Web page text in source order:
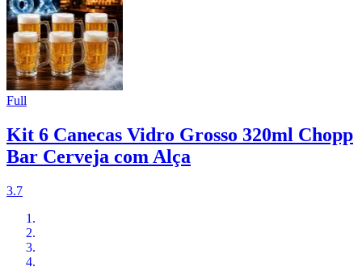
Full
Kit 6 Canecas Vidro Grosso 320ml Chopp
Bar Cerveja com Alça
3.7